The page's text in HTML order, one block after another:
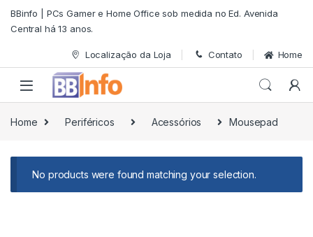
Skip to navigation
Skip to content
BBinfo | PCs Gamer e Home Office sob medida no Ed. Avenida
Central há 13 anos.
Localização da Loja Contato Home
Home Periféricos Acessórios Mousepad
No products were found matching your selection.